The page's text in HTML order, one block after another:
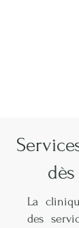
La
des